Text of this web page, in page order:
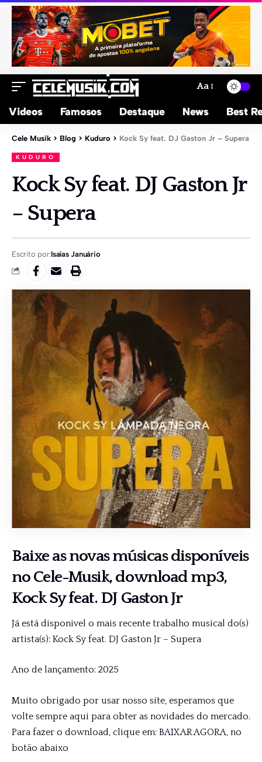
Aa
Videos Famosos Destaque News Best
Cele Musik > Blog > Kuduro > Kock Sy feat. DJ Gaston Jr – Supera
KUDURO
Kock Sy feat. DJ Gaston Jr
– Supera
Escrito por:Isaías Januário
Baixe as novas músicas disponíveis
no Cele-Musik, download mp3,
Kock Sy feat. DJ Gaston Jr
Já está disponivel o mais recente trabalho musical do(s)
artista(s): Kock Sy feat. DJ Gaston Jr – Supera
Ano de lançamento: 2025
Muito obrigado por usar nosso site, esperamos que
volte sempre aqui para obter as novidades do mercado.
Para fazer o download, clique em: BAIXAR AGORA, no
botão abaixo